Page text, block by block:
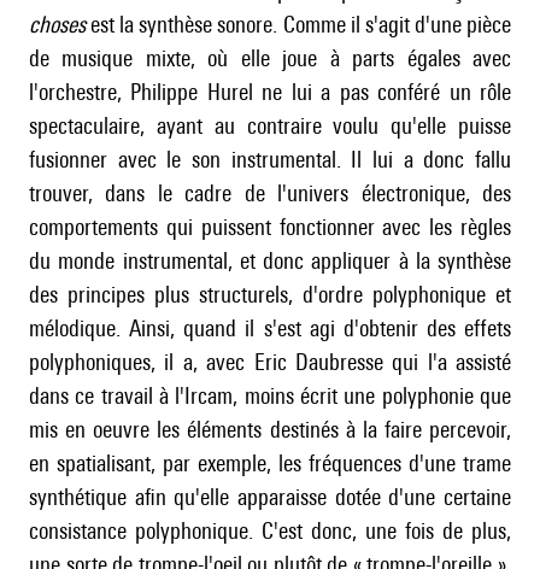
chosesest la synthèse sonore. Comme il s'agit d'une pièce
de musique mixte, où elle joue à parts égales avec
l'orchestre, Philippe Hurel ne lui a pas conféré un rôle
spectaculaire, ayant au contraire voulu qu'elle puisse
fusionner avec le son instrumental. Il lui a donc fallu
trouver, dans le cadre de l'univers électronique, des
comportements qui puissent fonctionner avec les règles
du monde instrumental, et donc appliquer à la synthèse
des principes plus structurels, d'ordre polyphonique et
mélodique. Ainsi, quand il s'est agi d'obtenir des effets
polyphoniques, il a, avec Eric Daubresse qui l'a assisté
dans ce travail à l'Ircam, moins écrit une polyphonie que
mis en oeuvre les éléments destinés à la faire percevoir,
en spatialisant, par exemple, les fréquences d'une trame
synthétique afin qu'elle apparaisse dotée d'une certaine
consistance polyphonique. C'est donc, une fois de plus,